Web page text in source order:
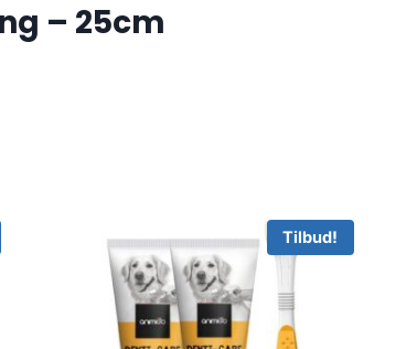
– 25cm
Tilbud!